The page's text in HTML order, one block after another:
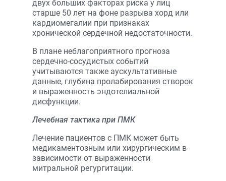
двух больших факторах риска у лиц
старше 50 лет на фоне разрыва хорд или
кардиомегалии при признаках
хронической сердечной недостаточности.
В плане неблагоприятного прогноза
сердечно-сосудистых событий
учитываются также аускультативные
данные, глубина пролабирования створок
и выраженность эндотелиальной
дисфункции.
Лечебная тактика при ПМК
Лечение пациентов с ПМК может быть
медикаментозным или хирургическим в
зависимости от выраженности
митральной регургитации.